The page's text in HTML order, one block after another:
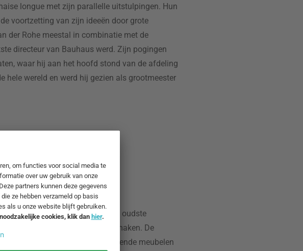
longue met zijn parallelle uitstulpingen. Hun
voortzetting van zijn ideeën door grote
der Rohe meestal in combinatie met de
directeur van Bauhaus werd. Zijn pogingen
waar hij aan het hoofd stond van de afdeling
wereld en werd hij gezien als grootmeester
fabrikant Thonet is een van de oudste
ter wereld die meubels maken. De
staat bekend om zijn baanbrekende meubelen